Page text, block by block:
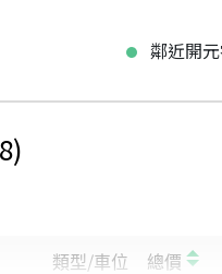
鄰近開
)